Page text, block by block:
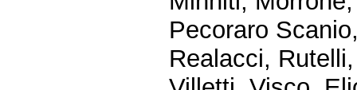
Pecoraro
Realacci,